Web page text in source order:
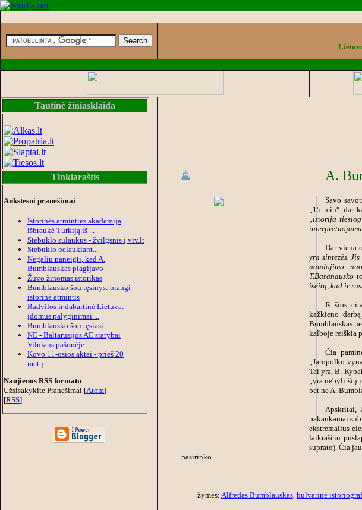
Tautinė žiniasklaida
Tinklaraštis
Ankstesni pranešimai
Istorinės atminties akademija
išbraukė Turkiją iš ...
Stebuklo sulaukus - žvilgsnis į viv.lt
Stebuklo belaukiant...
Negaliu paneigti, kad A.
Bumblauskas plagijavo
Žuvo žinomas istorikas
Bumblausko šou tęsinys: brangi
istorinė atmintis
Radvilos ir dabartinė Lietuva:
įdomūs palyginimai ...
Bumblausko šou tęsiasi
NE - Baltarusijos AE statybai
Vilniaus pašonėje
Kovo 11-osios aktai - prieš 20
metų...
Naujienos RSS formatu
Užsisakykite Pranešimai [Atom]
[RSS]
A.
Savo
„15 min“ dar
istorija
interpretuojama
Dar viena
yra sintezės.
naudojimo
T.Baranausko
išeitų, kad ir
Iš šios
kažkieno
Bumblauskas
kalboje reiškia
Čia
„Jaropolko
Tai yra, B.
„yra nebyli
bet ne A.
Apskritai,
pakankamai
ekstremalius
laikraščių
suprato). Čia
pasirinko.
žymės: Alfredas Bumblauskas, bulvarinė